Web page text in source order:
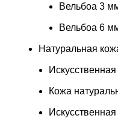
Вельбоа 3
Вельбоа 6
Натуральная
Кожа